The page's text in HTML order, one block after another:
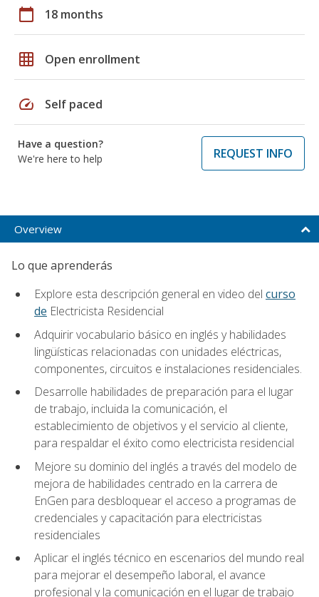
calendar_today 18 months
grid_on Open enrollment
speed Self paced
Have a question?
We're here to help
REQUEST INFO
Overview
Lo que aprenderás
Explore esta descripción general en video del curso
de Electricista Residencial
Adquirir vocabulario básico en inglés y habilidades
lingüísticas relacionadas con unidades eléctricas,
componentes, circuitos e instalaciones residenciales.
Desarrolle habilidades de preparación para el lugar
de trabajo, incluida la comunicación, el
establecimiento de objetivos y el servicio al cliente,
para respaldar el éxito como electricista residencial
Mejore su dominio del inglés a través del modelo de
mejora de habilidades centrado en la carrera de
EnGen para desbloquear el acceso a programas de
credenciales y capacitación para electricistas
residenciales
Aplicar el inglés técnico en escenarios del mundo real
para mejorar el desempeño laboral, el avance
profesional y la comunicación en el lugar de trabajo